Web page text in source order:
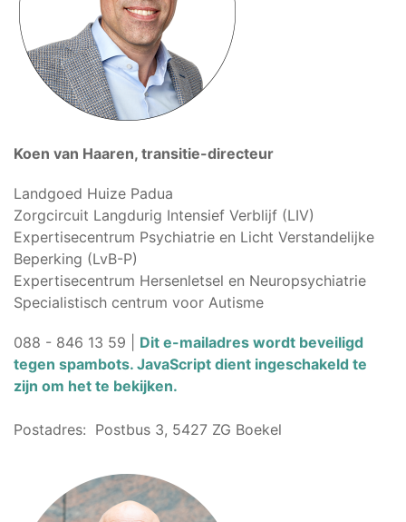
Koen van Haaren, transitie-directeur
Landgoed Huize Padua
Zorgcircuit Langdurig Intensief Verblijf (LIV)
Expertisecentrum Psychiatrie en Licht Verstandelijke
Beperking (LvB-P)
Expertisecentrum Hersenletsel en Neuropsychiatrie
Specialistisch centrum voor Autisme
088 - 846 13 59 | Dit e-mailadres wordt beveiligd
tegen spambots. JavaScript dient ingeschakeld te
zijn om het te bekijken.
Postadres: Postbus 3, 5427 ZG Boekel